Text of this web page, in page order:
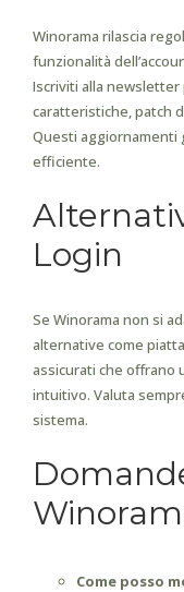
Winorama rilascia
funzionalità
Iscriviti alla
caratteristiche, patch
Questi aggiornamenti
efficiente.
Login
Se Winorama non si
alternative come
assicurati che offrano
intuitivo. Valuta
sistema.
Come posso